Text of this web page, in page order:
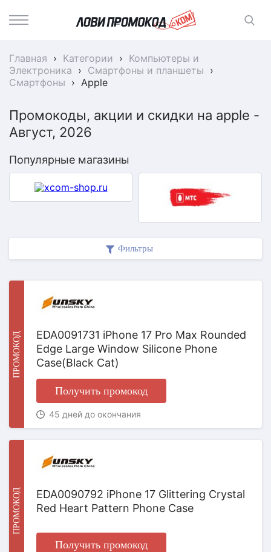
Главная › Категории › Компьютеры и
Электроника › Смартфоны и планшеты ›
Смартфоны › Apple
Промокоды, акции и скидки на apple -
Август, 2026
Популярные магазины
Фильтры
ПРОМОКОД
EDA0091731 iPhone 17 Pro Max Rounded
Edge Large Window Silicone Phone
Case(Black Cat)
Получить промокод
45 дней до окончания
ПРОМОКОД
EDA0090792 iPhone 17 Glittering Crystal
Red Heart Pattern Phone Case
Получить промокод